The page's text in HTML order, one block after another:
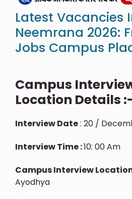
Latest Vacancies
Neemrana 2026:
Jobs Campus
Campus
Location Details
Interview Date: 20 /
Interview Time :10: 00 Am
Campus Interview
Ayodhya